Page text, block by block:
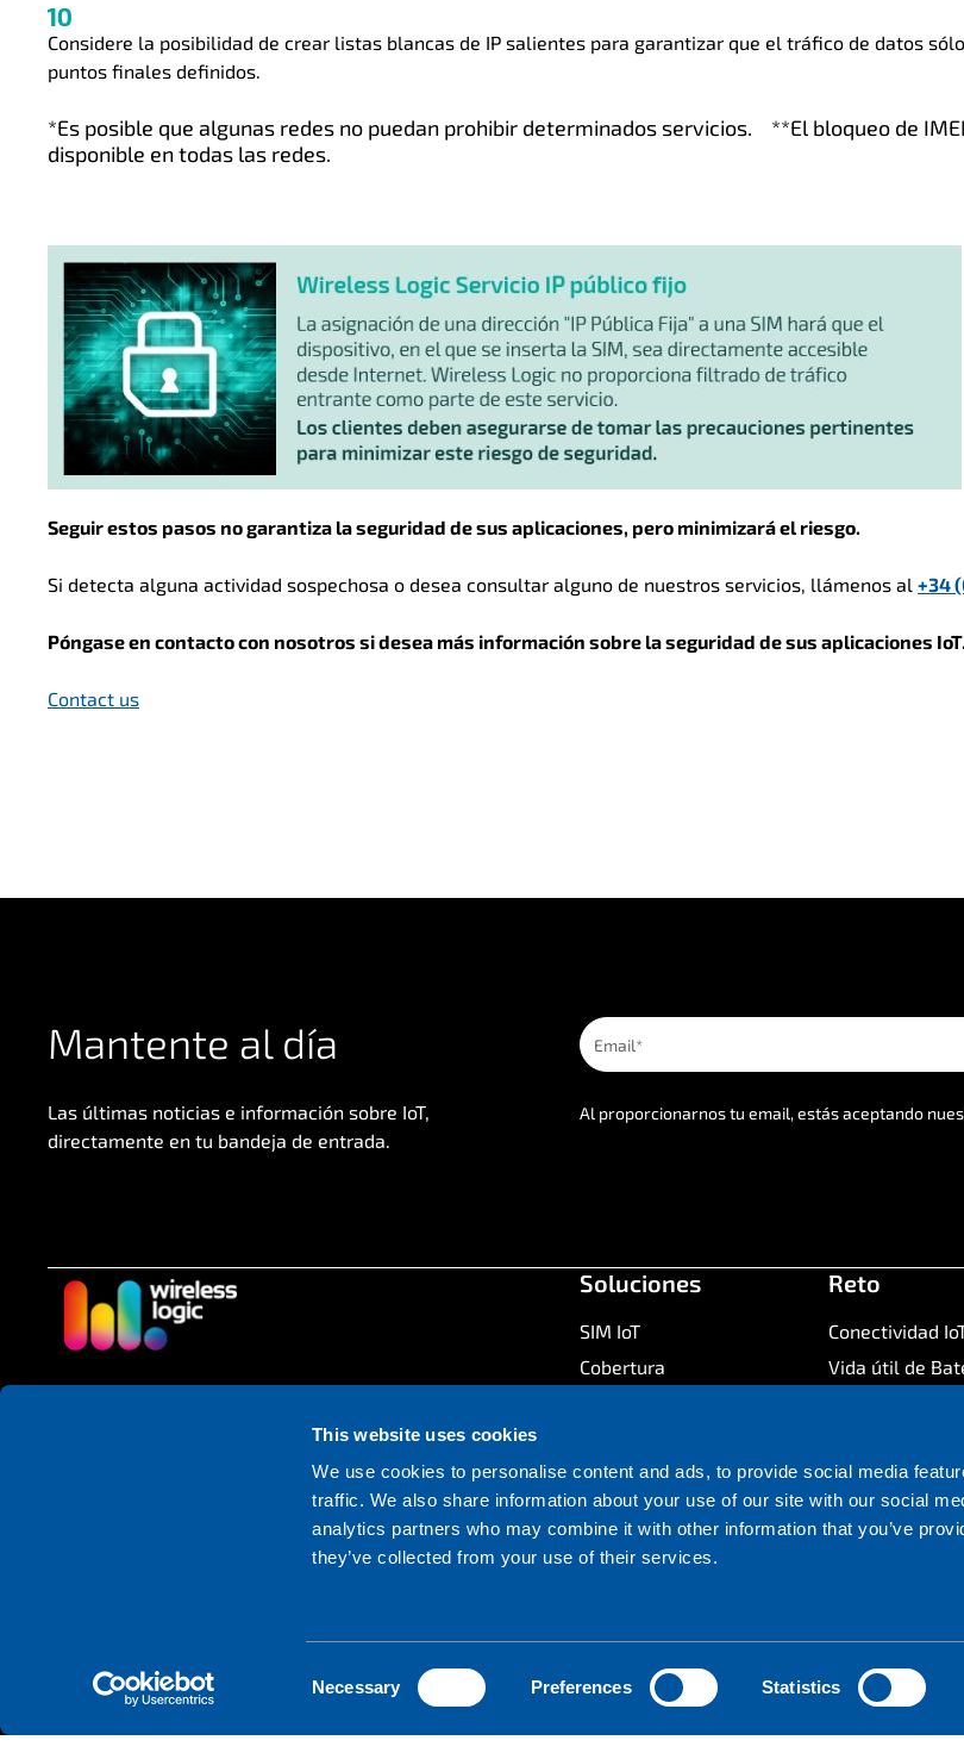
This website uses cookies
We use cookies to personalise content and ads, to provide social media
traffic. We also share information about your use of our site with our social
analytics partners who may combine it with other information that you’ve
they’ve collected from your use of their services.
Necessary Preferences Statistics
Considere la posibilidad de crear listas blancas de IP salientes para garantizar que el tráfico de datos
puntos finales definidos.
*Es posible que algunas redes no puedan prohibir determinados servicios. **El bloqueo de
disponible en todas las redes.
Seguir estos pasos no garantiza la seguridad de sus aplicaciones, pero minimizará el riesgo.
Si detecta alguna actividad sospechosa o desea consultar alguno de nuestros servicios, llámenos al +34
Póngase en contacto con nosotros si desea más información sobre la seguridad de sus aplicaciones IoT.
Contact us
Mantente al día
Las últimas noticias e información sobre IoT,
directamente en tu bandeja de entrada.
Al proporcionarnos tu email, estás aceptando
Soluciones
SIM IoT
Cobertura
Red
Hardware
Seguridad IoT
Reto
Conectividad
Vida útil de
Preparación
Futuro
Tiempo de